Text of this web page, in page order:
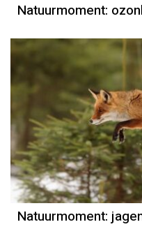
Natuurmoment:
Door Kees
Natuurmoment: